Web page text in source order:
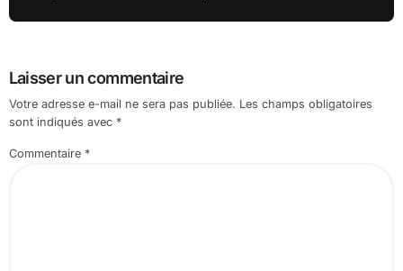
Laisser un commentaire
Votre adresse e-mail ne sera pas publiée. Les champs obligatoires
sont indiqués avec *
Commentaire *